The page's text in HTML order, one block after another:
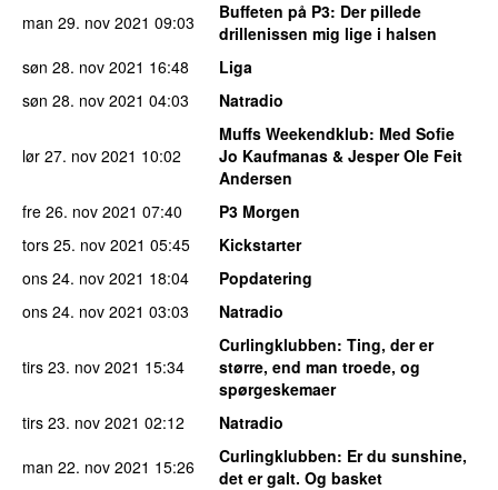
man 29. nov 2021 09:03 Buffeten på P3: Der pillede
drillenissen mig lige i halsen
søn 28. nov 2021 16:48
Liga
søn 28. nov 2021 04:03 Natradio
lør 27. nov 2021 10:02
Muffs Weekendklub: Med Sofie
Jo Kaufmanas & Jesper Ole Feit
Andersen
fre 26. nov 2021 07:40
P3 Morgen
tors 25. nov 2021 05:45
Kickstarter
ons 24. nov 2021 18:04
Popdatering
ons 24. nov 2021 03:03 Natradio
tirs 23. nov 2021 15:34
Curlingklubben: Ting, der er
større, end man troede, og
spørgeskemaer
tirs 23. nov 2021 02:12
Natradio
man 22. nov 2021 15:26 Curlingklubben: Er du sunshine,
det er galt. Og basket